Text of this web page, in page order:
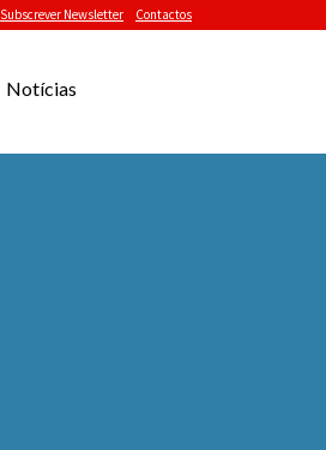
Subscrever Newsletter Contactos
Notícias